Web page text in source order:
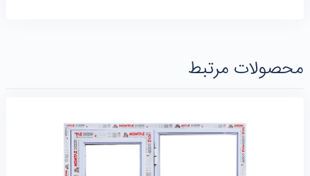
محصولات مرتبط